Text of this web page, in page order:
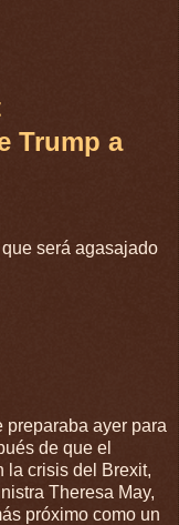
Trump a
será agasajado
preparaba ayer para
de que el
la crisis del Brexit,
Theresa May,
próximo como un